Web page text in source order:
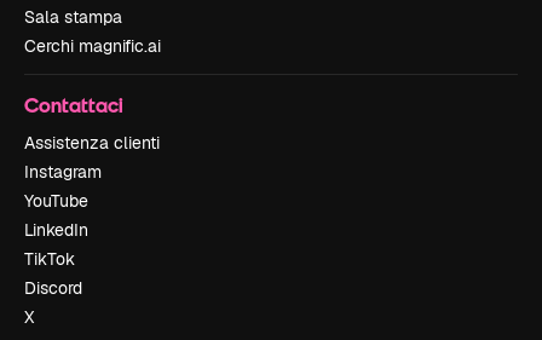
Sala stampa
Cerchi magnific.ai
Contattaci
Assistenza clienti
Instagram
YouTube
LinkedIn
TikTok
Discord
X